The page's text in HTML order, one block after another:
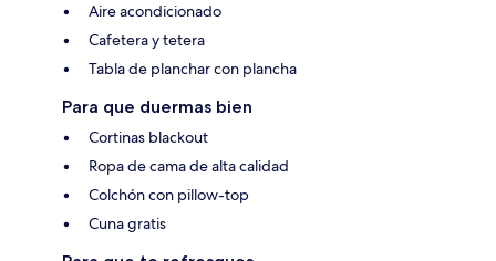
Aire acondicionado
Cafetera y tetera
Tabla de planchar con plancha
Para que duermas bien
Cortinas blackout
Ropa de cama de alta calidad
Colchón con pillow-top
Cuna gratis